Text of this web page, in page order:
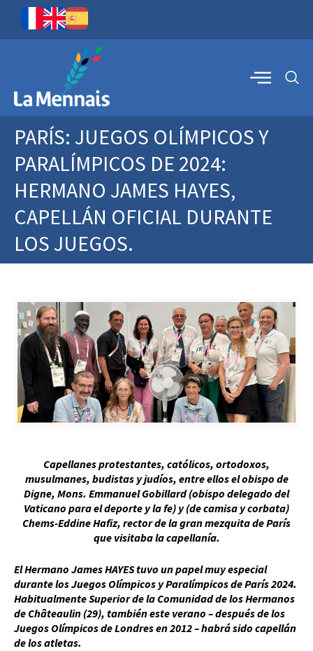
PARÍS: JUEGOS OLÍMPICOS Y
PARALÍMPICOS DE 2024:
HERMANO JAMES HAYES,
CAPELLÁN OFICIAL DURANTE
LOS JUEGOS.
Capellanes protestantes, católicos, ortodoxos,
musulmanes, budistas y judíos, entre ellos el obispo de
Digne, Mons. Emmanuel Gobillard (obispo delegado del
Vaticano para el deporte y la fe) y (de camisa y corbata)
Chems-Eddine Hafiz, rector de la gran mezquita de París
que visitaba la capellanía.
El Hermano James HAYES tuvo un papel muy especial
durante los Juegos Olímpicos y Paralímpicos de París 2024.
Habitualmente Superior de la Comunidad de los Hermanos
de Châteaulin (29), también este verano – después de los
Juegos Olímpicos de Londres en 2012 – habrá sido capellán
de los atletas.